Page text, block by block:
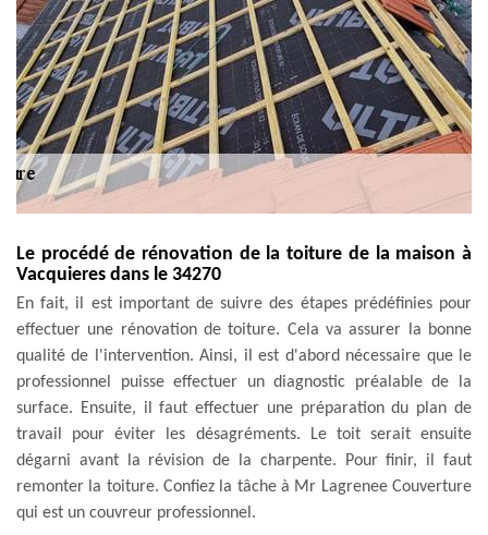
Le procédé de rénovation de la toiture de la maison à
Vacquieres dans le 34270
En fait, il est important de suivre des étapes prédéfinies pour
effectuer une rénovation de toiture. Cela va assurer la bonne
qualité de l'intervention. Ainsi, il est d'abord nécessaire que le
professionnel puisse effectuer un diagnostic préalable de la
surface. Ensuite, il faut effectuer une préparation du plan de
travail pour éviter les désagréments. Le toit serait ensuite
dégarni avant la révision de la charpente. Pour finir, il faut
remonter la toiture. Confiez la tâche à Mr Lagrenee Couverture
qui est un couvreur professionnel.